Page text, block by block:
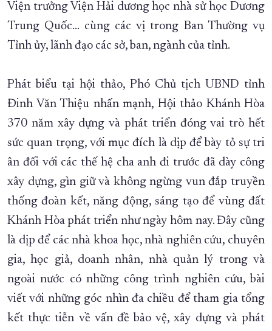
Viện trưởng Viện Hải dương học nhà sử học Dương
Trung Quốc… cùng các vị trong Ban Thường vụ
Tỉnh ủy, lãnh đạo các sở, ban, ngành của tỉnh.
Phát biểu tại hội thảo, Phó Chủ tịch UBND tỉnh
Đinh Văn Thiệu nhấn mạnh, Hội thảo Khánh Hòa
370 năm xây dựng và phát triển đóng vai trò hết
sức quan trọng, với mục đích là dịp để bày tỏ sự tri
ân đối với các thế hệ cha anh đi trước đã dày công
xây dựng, gìn giữ và không ngừng vun đắp truyền
thống đoàn kết, năng động, sáng tạo để vùng đất
Khánh Hòa phát triển như ngày hôm nay. Đây cũng
là dịp để các nhà khoa học, nhà nghiên cứu, chuyên
gia, học giả, doanh nhân, nhà quản lý trong và
ngoài nước có những công trình nghiên cứu, bài
viết với những góc nhìn đa chiều để tham gia tổng
kết thực tiễn về vấn đề bảo vệ, xây dựng và phát